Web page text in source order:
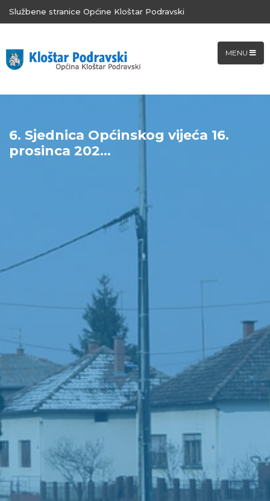
Službene stranice Općine Kloštar Podravski
MENU
6. Sjednica Općinskog vijeća 16.
prosinca 202...